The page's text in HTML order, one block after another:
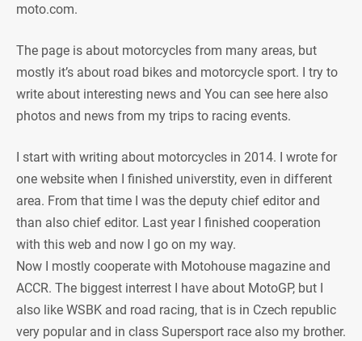
moto.com.
The page is about motorcycles from many areas, but
mostly it’s about road bikes and motorcycle sport. I try to
write about interesting news and You can see here also
photos and news from my trips to racing events.
I start with writing about motorcycles in 2014. I wrote for
one website when I finished universtity, even in different
area. From that time I was the deputy chief editor and
than also chief editor. Last year I finished cooperation
with this web and now I go on my way.
Now I mostly cooperate with Motohouse magazine and
ACCR. The biggest interrest I have about MotoGP, but I
also like WSBK and road racing, that is in Czech republic
very popular and in class Supersport race also my brother.